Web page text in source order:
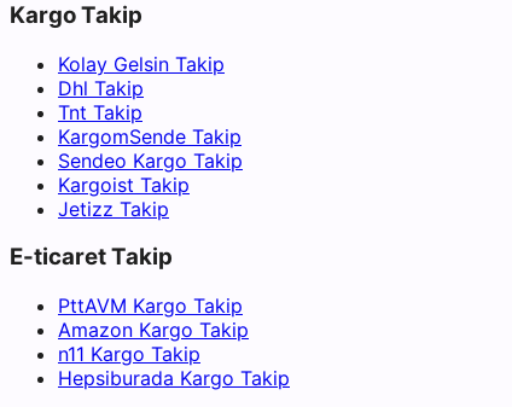
Kargo Takip
Kolay Gelsin Takip
Dhl Takip
Tnt Takip
KargomSende Takip
Sendeo Kargo Takip
Kargoist Takip
Jetizz Takip
E-ticaret Takip
PttAVM Kargo Takip
Amazon Kargo Takip
n11 Kargo Takip
Hepsiburada Kargo Takip